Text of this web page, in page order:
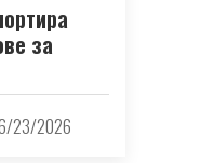
за
23/2026